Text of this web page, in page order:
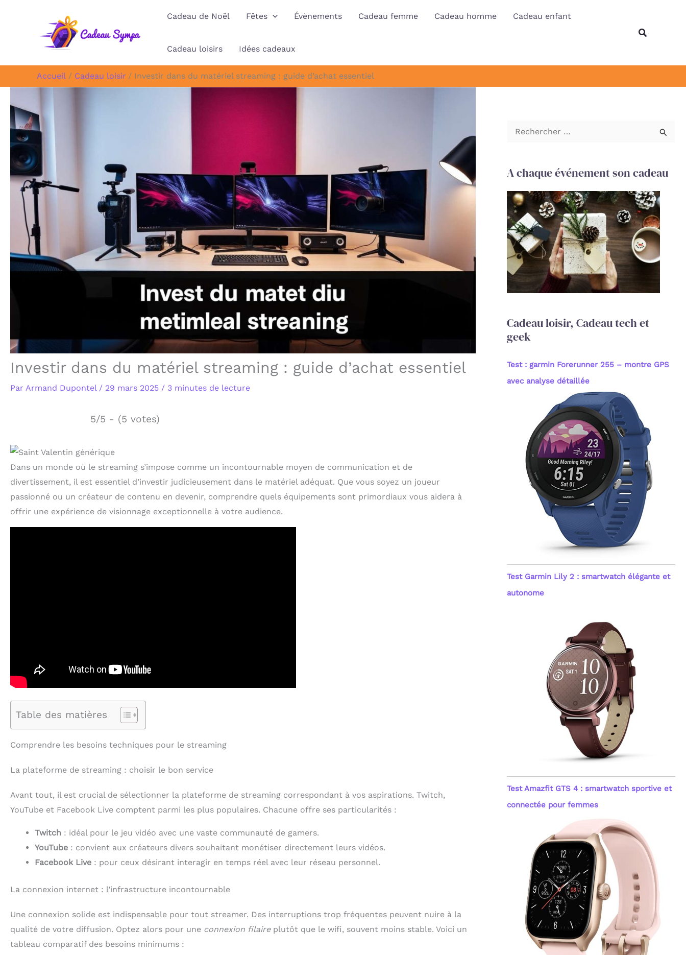
Cadeau de Noël Fêtes Évènements Cadeau femme Cadeau homme Cadeau enfant
Cadeau loisirs Idées cadeaux
Accueil Cadeau loisir Investir dans du matériel streaming : guide d’achat essentiel
Investir dans du matériel streaming : guide d’achat essentiel
Par Armand Dupontel / 29 mars 2025 / 3 minutes de lecture
5/5 - (5 votes)
Dans un monde où le streaming s’impose comme un incontournable moyen de communication et de
divertissement, il est essentiel d’investir judicieusement dans le matériel adéquat. Que vous soyez un joueur
passionné ou un créateur de contenu en devenir, comprendre quels équipements sont primordiaux vous aidera à
offrir une expérience de visionnage exceptionnelle à votre audience.
Table des matières
Comprendre les besoins techniques pour le streaming
La plateforme de streaming : choisir le bon service
Avant tout, il est crucial de sélectionner la plateforme de streaming correspondant à vos aspirations. Twitch,
YouTube et Facebook Live comptent parmi les plus populaires. Chacune offre ses particularités :
Twitch : idéal pour le jeu vidéo avec une vaste communauté de gamers.
YouTube : convient aux créateurs divers souhaitant monétiser directement leurs vidéos.
Facebook Live : pour ceux désirant interagir en temps réel avec leur réseau personnel.
La connexion internet : l’infrastructure incontournable
Une connexion solide est indispensable pour tout streamer. Des interruptions trop fréquentes peuvent nuire à la
qualité de votre diffusion. Optez alors pour une connexion filaireplutôt que le wifi, souvent moins stable. Voici un
tableau comparatif des besoins minimums :
c
e
r
c
A chaque événement son cadeau
Cadeau loisir, Cadeau tech et
geek
Test : garmin Forerunner 255 – montre GPS
avec analyse détaillée
Test Garmin Lily 2 : smartwatch élégante et
autonome
Test Amazfit GTS 4 : smartwatch sportive et
connectée pour femmes